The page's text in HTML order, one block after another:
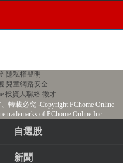
隱私權聲明
兒童網路安全
投資人聯絡 徵才
、轉載必究‧Copyright PChome Online
trademarks of PChome Online Inc.
自選股
新聞